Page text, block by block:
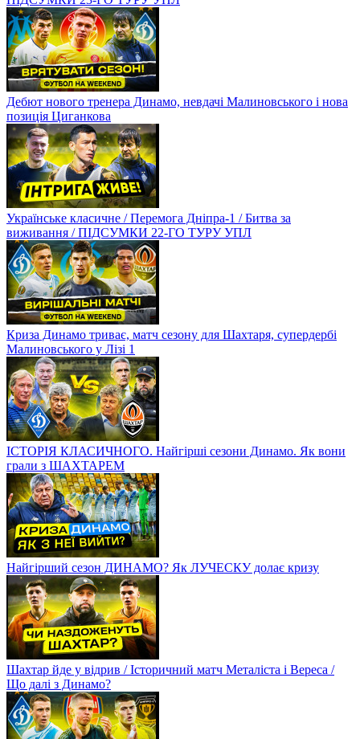
Дебют нового тренера Динамо, невдачі Малиновського і нова
позиція Циганкова
Українське класичне / Перемога Дніпра-1 / Битва за
виживання / ПІДСУМКИ 22-ГО ТУРУ УПЛ
Криза Динамо триває, матч сезону для Шахтаря, супердербі
Малиновського у Лізі 1
ІСТОРІЯ КЛАСИЧНОГО. Найгірші сезони Динамо. Як вони
грали з ШАХТАРЕМ
Найгірший сезон ДИНАМО? Як ЛУЧЕСКУ долає кризу
Шахтар йде у відрив / Історичний матч Металіста і Вереса /
Що далі з Динамо?